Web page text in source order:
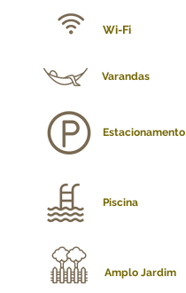
Wi-Fi
Varandas
Estacionamento
Piscina
Amplo Jardim